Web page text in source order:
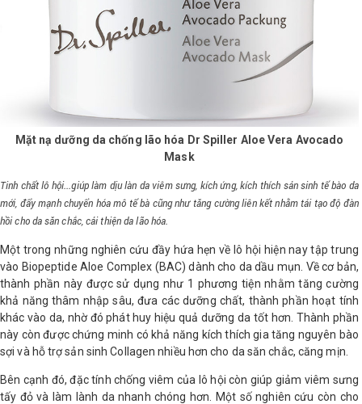
Mặt nạ dưỡng da chống lão hóa Dr Spiller Aloe Vera Avocado
Mask
Tinh chất lô hội...giúp làm dịu làn da viêm sưng, kích ứng, kích thích sản sinh tế bào da
mới, đẩy mạnh chuyển hóa mô tế bà cũng như tăng cường liên kết nhằm tái tạo độ đàn
hồi cho da săn chắc, cải thiện da lão hóa.
Một trong những nghiên cứu đầy hứa hẹn về lô hội hiện nay tập trung
vào Biopeptide Aloe Complex (BAC) dành cho da dầu mụn. Về cơ bản,
thành phần này được sử dụng như 1 phương tiện nhằm tăng cường
khả năng thâm nhập sâu, đưa các dưỡng chất, thành phần hoạt tính
khác vào da, nhờ đó phát huy hiệu quả dưỡng da tốt hơn. Thành phần
này còn được chứng minh có khả năng kích thích gia tăng nguyên bào
sợi và hỗ trợ sản sinh Collagen nhiều hơn cho da săn chắc, căng mịn.
Bên cạnh đó, đặc tính chống viêm của lô hội còn giúp giảm viêm sưng
tấy đỏ và làm lành da nhanh chóng hơn. Một số nghiên cứu còn cho